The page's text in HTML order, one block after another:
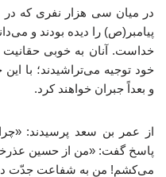
در میان سی هزار نفری که در
پیامبر(ص) را دیده بودند و
خداست. آنان به خوبی حقانیت
خود توجیه می‌تراشیدند؛ با
و بعداً جبران خواهند کرد.
از عمر بن سعد پرسیدند:
پاسخ گفت: «من از حسین
می‌کشم! من به شفاعت جدّت در